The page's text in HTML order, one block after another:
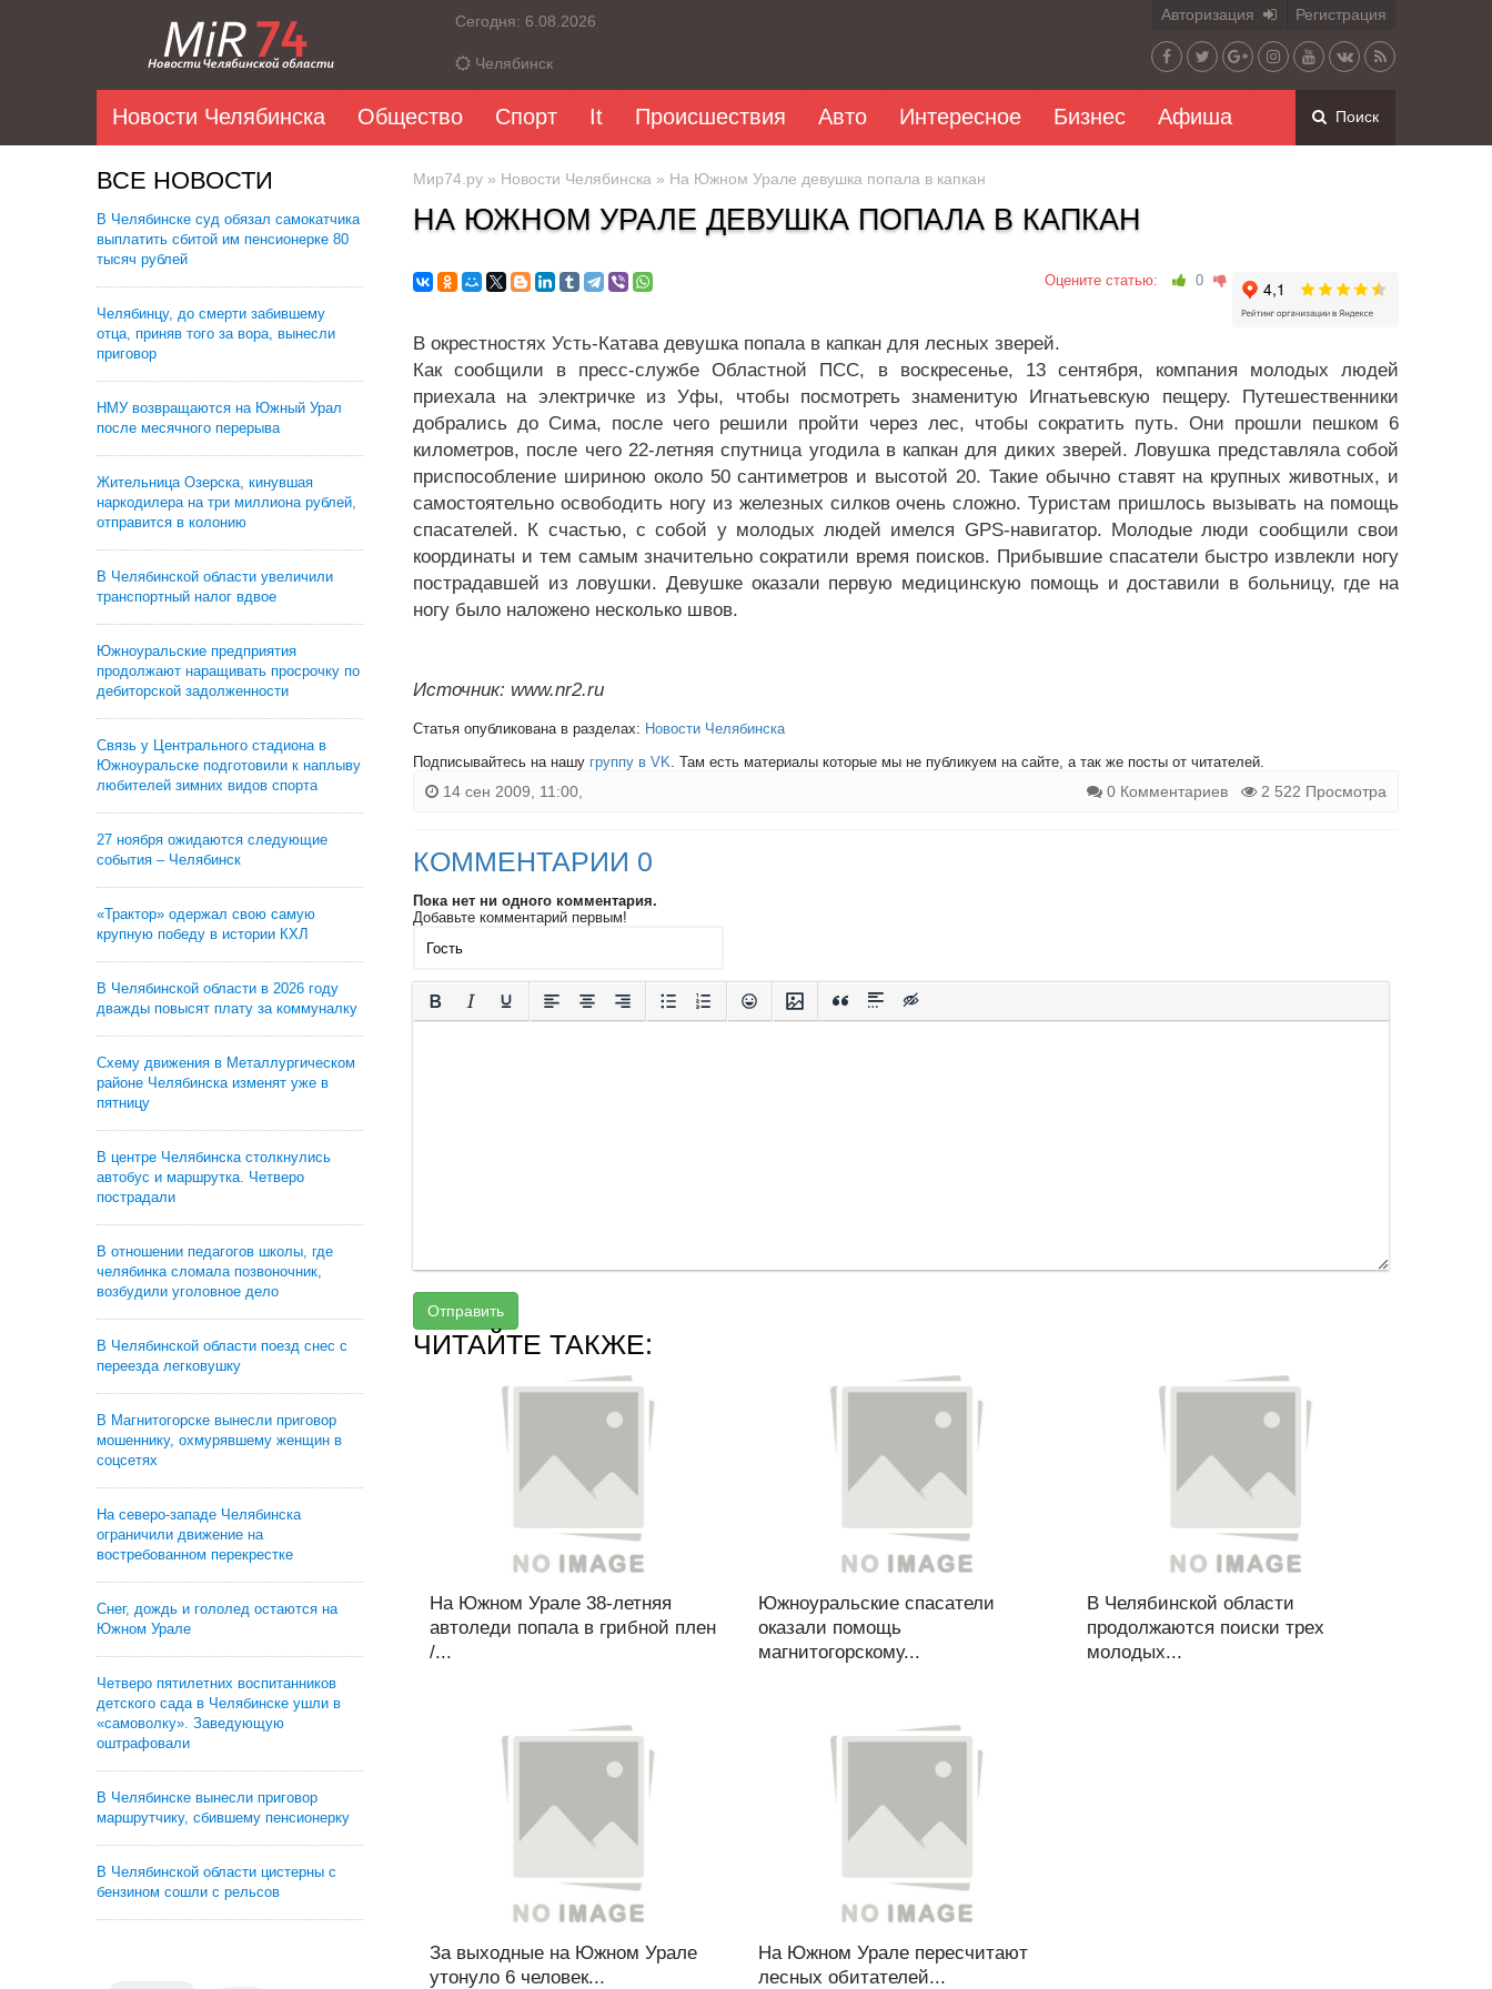
Сегодня: 6.08.2026
Челябинск
Авторизация Регистрация
Новости Челябинска Общество Спорт It Происшествия Авто Интересное Бизнес Афиша Поиск
ВСЕ НОВОСТИ
В Челябинске суд обязал самокатчика
выплатить сбитой им пенсионерке 80
тысяч рублей
Челябинцу, до смерти забившему
отца, приняв того за вора, вынесли
приговор
НМУ возвращаются на Южный Урал
после месячного перерыва
Жительница Озерска, кинувшая
наркодилера на три миллиона рублей,
отправится в колонию
В Челябинской области увеличили
транспортный налог вдвое
Южноуральские предприятия
продолжают наращивать просрочку по
дебиторской задолженности
Связь у Центрального стадиона в
Южноуральске подготовили к наплыву
любителей зимних видов спорта
27 ноября ожидаются следующие
события – Челябинск
«Трактор» одержал свою самую
крупную победу в истории КХЛ
В Челябинской области в 2026 году
дважды повысят плату за коммуналку
Схему движения в Металлургическом
районе Челябинска изменят уже в
пятницу
В центре Челябинска столкнулись
автобус и маршрутка. Четверо
пострадали
В отношении педагогов школы, где
челябинка сломала позвоночник,
возбудили уголовное дело
В Челябинской области поезд снес с
переезда легковушку
В Магнитогорске вынесли приговор
мошеннику, охмурявшему женщин в
соцсетях
На северо-западе Челябинска
ограничили движение на
востребованном перекрестке
Снег, дождь и гололед остаются на
Южном Урале
Четверо пятилетних воспитанников
детского сада в Челябинске ушли в
«самоволку». Заведующую
оштрафовали
В Челябинске вынесли приговор
маршрутчику, сбившему пенсионерку
В Челябинской области цистерны с
бензином сошли с рельсов
Мир74.ру » Новости Челябинска » На Южном Урале девушка попала в капкан
НА ЮЖНОМ УРАЛЕ ДЕВУШКА ПОПАЛА В КАПКАН
Оцените статью: 0
В окрестностях Усть-Катава девушка попала в капкан для лесных зверей.
Как сообщили в пресс-службе Областной ПСС, в воскресенье, 13 сентября, компания молодых людей
приехала на электричке из Уфы, чтобы посмотреть знаменитую Игнатьевскую пещеру. Путешественники
добрались до Сима, после чего решили пройти через лес, чтобы сократить путь. Они прошли пешком 6
километров, после чего 22-летняя спутница угодила в капкан для диких зверей. Ловушка представляла собой
приспособление шириною около 50 сантиметров и высотой 20. Такие обычно ставят на крупных животных, и
самостоятельно освободить ногу из железных силков очень сложно. Туристам пришлось вызывать на помощь
спасателей. К счастью, с собой у молодых людей имелся GPS-навигатор. Молодые люди сообщили свои
координаты и тем самым значительно сократили время поисков. Прибывшие спасатели быстро извлекли ногу
пострадавшей из ловушки. Девушке оказали первую медицинскую помощь и доставили в больницу, где на
ногу было наложено несколько швов.
Источник: www.nr2.ru
Статья опубликована в разделах: Новости Челябинска
Подписывайтесь на нашу группу в VK. Там есть материалы которые мы не публикуем на сайте, а так же посты от читателей.
14 сен 2009, 11:00, 0 Комментариев 2 522 Просмотра
КОММЕНТАРИИ 0
Пока нет ни одного комментария.
Добавьте комментарий первым!
Отправить
ЧИТАЙТЕ ТАКЖЕ:
На Южном Урале 38-летняя
автоледи попала в грибной плен
/...
Южноуральские спасатели
оказали помощь
магнитогорскому...
В Челябинской области
продолжаются поиски трех
молодых...
За выходные на Южном Урале
утонуло 6 человек...
На Южном Урале пересчитают
лесных обитателей...